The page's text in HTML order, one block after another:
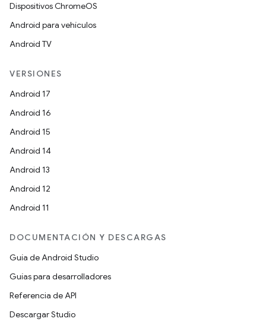
Dispositivos ChromeOS
Android para vehículos
Android TV
VERSIONES
Android 17
Android 16
Android 15
Android 14
Android 13
Android 12
Android 11
DOCUMENTACIÓN Y DESCARGAS
Guía de Android Studio
Guías para desarrolladores
Referencia de API
Descargar Studio